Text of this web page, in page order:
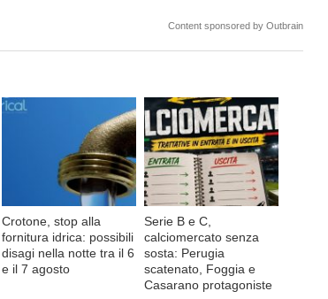
Content sponsored by Outbrain
Crotone, stop alla
fornitura idrica: possibili
disagi nella notte tra il 6
e il 7 agosto
Serie B e C,
calciomercato senza
sosta: Perugia
scatenato, Foggia e
Casarano protagoniste